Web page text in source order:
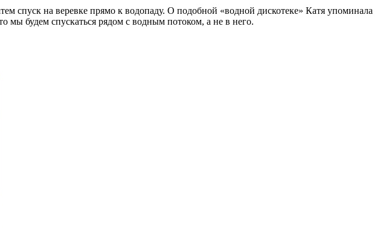
спуск на веревке прямо к водопаду. О подобной «водной дискотеке» Катя упоминала
мы будем спускаться рядом с водным потоком, а не в него.